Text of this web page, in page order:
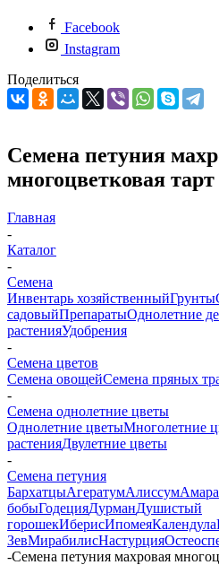
Facebook
Instagram
Поделиться
Семена петуния
многоцветковая тарт
Главная
-
Каталог
-
Семена
Инвентарь хозяйственныйГрунты
садовыйПрепаратыОднолетние
растенияУдобрения
-
Семена цветов
Семена овощейСемена пряных
-
Семена однолетние цветы
Однолетние цветыМноголетние
растенияДвулетние цветы
-
Семена петуния
БархатцыАгератумАлиссум
бобыГодецияДурманДушистый
горошекИберисИпомеяКалендула
ЗевМирабилисНастурция
-Семена петуния махровая